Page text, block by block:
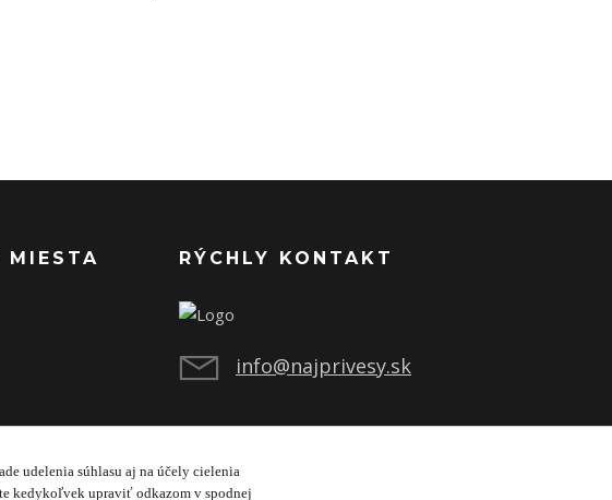
MIESTA RÝCHLY KONTAKT
info@najprivesy.sk
udelenia súhlasu aj na účely cielenia
kedykoľvek upraviť odkazom v spodnej